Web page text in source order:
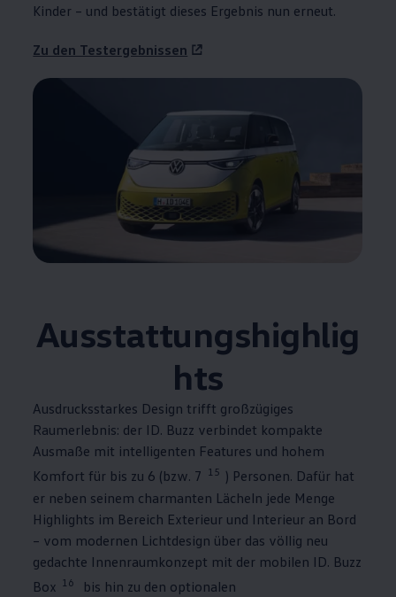
Kinder – und bestätigt dieses Ergebnis nun erneut.
Zu den Testergebnissen
Ausstattungshighlig
hts
Ausdrucksstarkes Design trifft großzügiges
Raumerlebnis: der ID. Buzz verbindet kompakte
Ausmaße mit intelligenten Features und hohem
Komfort für bis zu 6 (bzw. 7 15 ) Personen. Dafür hat
er neben seinem charmanten Lächeln jede Menge
Highlights im Bereich Exterieur und Interieur an Bord
– vom modernen Lichtdesign über das völlig neu
gedachte Innenraumkonzept mit der mobilen ID. Buzz
Box 16
bis hin zu den optionalen